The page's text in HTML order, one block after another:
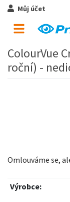
Můj účet
ColourVue
roční) -
Omlouváme se,
Výrobce: